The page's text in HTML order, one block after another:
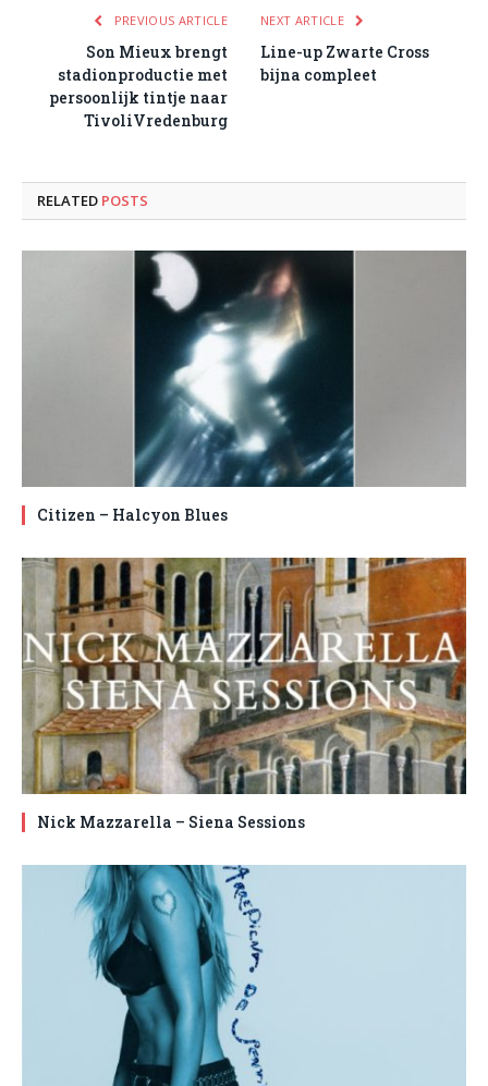
PREVIOUS ARTICLE
Son Mieux brengt
stadionproductie met
persoonlijk tintje naar
TivoliVredenburg
NEXT ARTICLE
Line-up Zwarte Cross
bijna compleet
RELATED POSTS
Citizen – Halcyon Blues
Nick Mazzarella – Siena Sessions